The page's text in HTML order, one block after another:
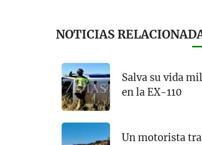
NOTICIAS
Salva su vida
en la EX-110
Un motorista